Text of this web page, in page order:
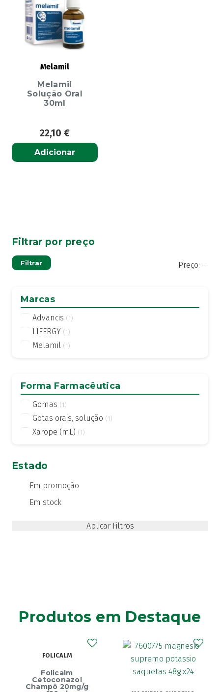
Melamil
Melamil
Solução Oral
30ml
22,10 €
Adicionar
Filtrar por preço
Filtrar Preço: —
Marcas
Advancis (1)
LIFERGY (1)
Melamil (1)
Forma Farmacêutica
Gomas (1)
Gotas orais, solução (1)
Xarope (mL) (1)
Estado
Em promoção
Em stock
Produtos em Destaque
FOLICALM
Folicalm
Cetoconazol
Champô 20mg/g